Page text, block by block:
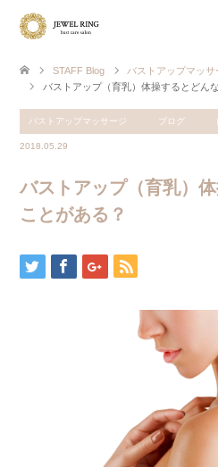
STAFF Blog バストアップマッサ
バストアップ（育乳）体操するとどん
バストアップマッサージ ブログ
2018.05.29
バストアップ（育乳）
ことがある？